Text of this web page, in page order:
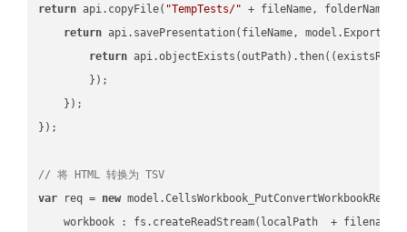
return api.copyFile( "TempTests/" + fileName, folderName +
return api.savePresentation(fileName,
return api.objectExists(outPath).then( (
        });
    });
});
// 将 HTML 转换为 TSV
var req = new
workbook : fs.createReadStream(localPath  + filename